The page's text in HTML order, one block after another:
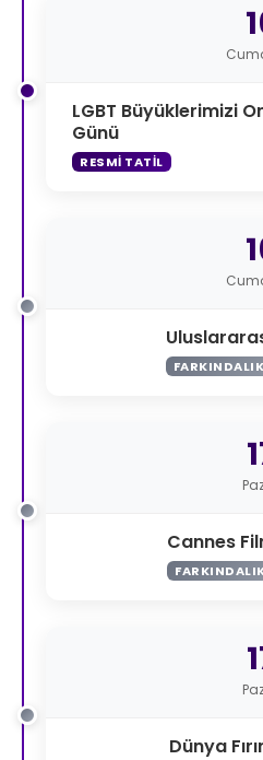
LGBT Büyüklerimizi
Günü
RESMI TATIL
Cannes
Dünya